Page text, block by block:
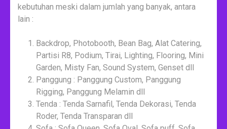
kebutuhan meski dalam jumlah yang banyak, antara
lain :
Backdrop, Photobooth, Bean Bag, Alat Catering,
Partisi R8, Podium, Tirai, Lighting, Flooring, Mini
Garden, Misty Fan, Sound System, Genset dll
Panggung : Panggung Custom, Panggung
Rigging, Panggung Melamin dll
Tenda : Tenda Sarnafil, Tenda Dekorasi, Tenda
Roder, Tenda Transparan dll